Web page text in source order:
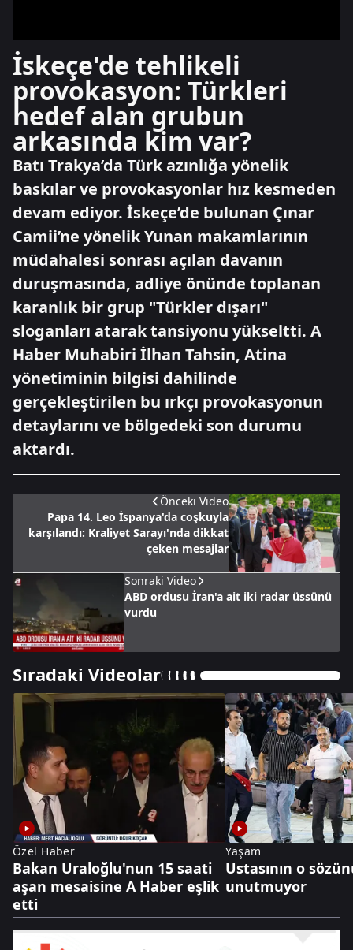
İskeçe'de tehlikeli
provokasyon: Türkleri
hedef alan grubun
arkasında kim var?
Batı Trakya’da Türk azınlığa yönelik
baskılar ve provokasyonlar hız kesmeden
devam ediyor. İskeçe’de bulunan Çınar
Camii’ne yönelik Yunan makamlarının
müdahalesi sonrası açılan davanın
duruşmasında, adliye önünde toplanan
karanlık bir grup "Türkler dışarı"
sloganları atarak tansiyonu yükseltti. A
Haber Muhabiri İlhan Tahsin, Atina
yönetiminin bilgisi dahilinde
gerçekleştirilen bu ırkçı provokasyonun
detaylarını ve bölgedeki son durumu
aktardı.
Önceki Video
Papa 14. Leo İspanya'da coşkuyla
karşılandı: Kraliyet Sarayı'nda dikkat
çeken mesajlar
Sonraki Video
ABD ordusu İran'a ait iki radar üssünü
vurdu
Sıradaki Videolar
Özel Haber
Bakan Uraloğlu'nun 15 saati
aşan mesaisine A Haber eşlik
etti
Yaşam
Ustasının o
unutmuyor